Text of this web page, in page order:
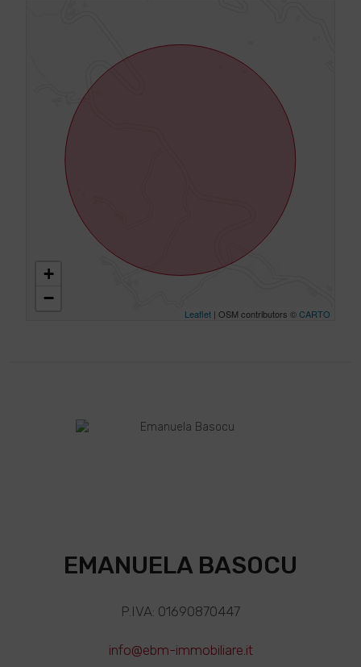
+
−
Leaflet| OSM contributors ©CARTO
EMANUELA BASOCU
P.IVA: 01690870447
info@ebm-immobiliare.it